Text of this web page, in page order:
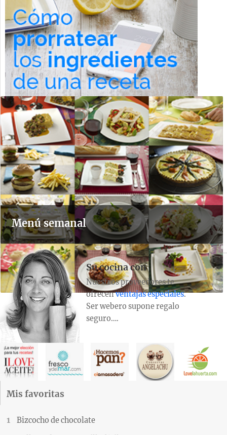
Menú semanal
Su cocina con
Nuestros proveedores te
ofrecenventajas especiales.
Ser webero supone regalo
seguro….
Mis favoritas
Bizcocho de chocolate